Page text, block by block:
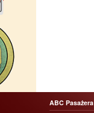
ABC Pasażera